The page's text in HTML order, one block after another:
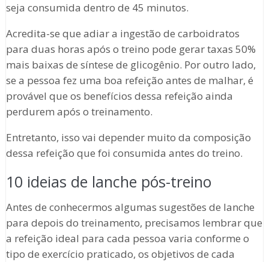
seja consumida dentro de 45 minutos.
Acredita-se que adiar a ingestão de carboidratos
para duas horas após o treino pode gerar taxas 50%
mais baixas de síntese de glicogênio. Por outro lado,
se a pessoa fez uma boa refeição antes de malhar, é
provável que os benefícios dessa refeição ainda
perdurem após o treinamento.
Entretanto, isso vai depender muito da composição
dessa refeição que foi consumida antes do treino.
10 ideias de lanche pós-treino
Antes de conhecermos algumas sugestões de lanche
para depois do treinamento, precisamos lembrar que
a refeição ideal para cada pessoa varia conforme o
tipo de exercício praticado, os objetivos de cada